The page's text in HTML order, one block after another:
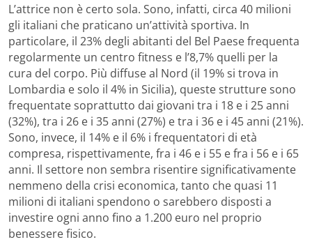
L’attrice non è certo sola. Sono, infatti, circa 40 milioni
gli italiani che praticano un’attività sportiva. In
particolare, il 23% degli abitanti del Bel Paese frequenta
regolarmente un centro fitness e l’8,7% quelli per la
cura del corpo. Più diffuse al Nord (il 19% si trova in
Lombardia e solo il 4% in Sicilia), queste strutture sono
frequentate soprattutto dai giovani tra i 18 e i 25 anni
(32%), tra i 26 e i 35 anni (27%) e tra i 36 e i 45 anni (21%).
Sono, invece, il 14% e il 6% i frequentatori di età
compresa, rispettivamente, fra i 46 e i 55 e fra i 56 e i 65
anni. Il settore non sembra risentire significativamente
nemmeno della crisi economica, tanto che quasi 11
milioni di italiani spendono o sarebbero disposti a
investire ogni anno fino a 1.200 euro nel proprio
benessere fisico.